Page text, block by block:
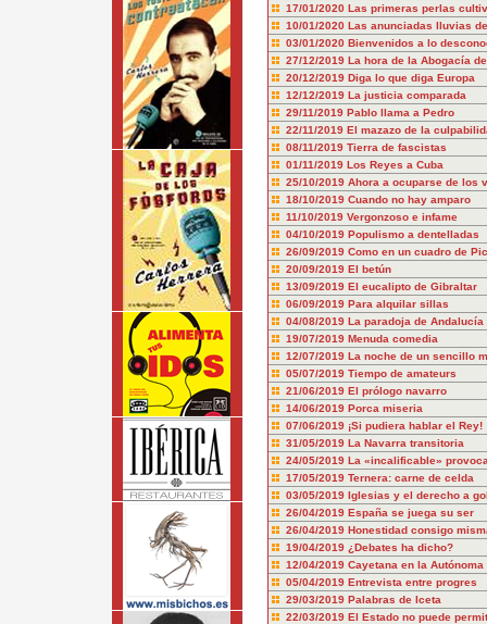
17/01/2020 Las primeras perlas
10/01/2020 Las anunciadas lluvias
03/01/2020 Bienvenidos a lo
27/12/2019 La hora de la Abogacía
20/12/2019 Diga lo que diga Europa
12/12/2019 La justicia comparada
29/11/2019 Pablo llama a Pedro
22/11/2019 El mazazo de la
08/11/2019 Tierra de fascistas
01/11/2019 Los Reyes a Cuba
25/10/2019 Ahora a ocuparse de los
18/10/2019 Cuando no hay amparo
11/10/2019 Vergonzoso e infame
04/10/2019 Populismo a dentelladas
26/09/2019 Como en un cuadro de
20/09/2019 El betún
13/09/2019 El eucalipto de Gibraltar
06/09/2019 Para alquilar sillas
04/08/2019 La paradoja de Andalucía
19/07/2019 Menuda comedia
12/07/2019 La noche de un sencillo
05/07/2019 Tiempo de amateurs
21/06/2019 El prólogo navarro
14/06/2019 Porca miseria
07/06/2019 ¡Si pudiera hablar el Rey!
31/05/2019 La Navarra transitoria
24/05/2019 La «incalificable»
17/05/2019 Ternera: carne de celda
03/05/2019 Iglesias y el derecho a
26/04/2019 España se juega su ser
26/04/2019 Honestidad consigo
19/04/2019 ¿Debates ha dicho?
12/04/2019 Cayetana en la Autónoma
05/04/2019 Entrevista entre progres
29/03/2019 Palabras de Iceta
22/03/2019 El Estado no puede